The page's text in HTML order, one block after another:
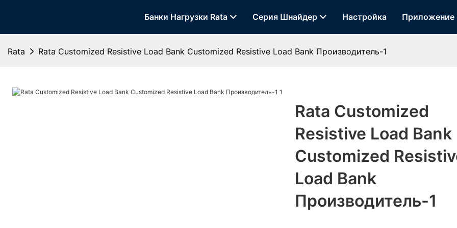
Банки Нагрузки Rata Серия Шнайдер Настройка Приложение
Rata Rata Customized Resistive Load Bank​ Customized Resistive Load Bank​ Производитель-1
Rata Customized
Resistive Load Bank​
Customized
Load Bank​
Производитель-1